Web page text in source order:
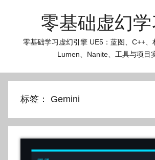
零基础虚幻学
零基础学习虚幻引擎 UE5：蓝图、C++、
Lumen、Nanite、工具与项目
标签： Gemini